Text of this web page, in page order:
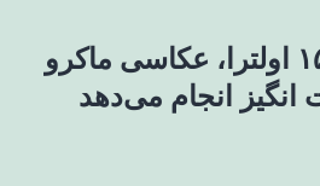
گوشی شیائومی ۱۵ اولترا، عکاسی ماکرو
انگیز انجام می‌دهد